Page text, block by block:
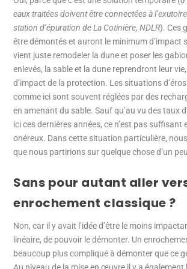
eaux traitées doivent être connectées à
station d’épuration de La Cotinière, NDLR). Ces
être démontés et auront le minimum d’impact
vient juste remodeler la dune et poser les
enlevés, la sable et la dune reprendront leur
d’impact de la protection. Les situations
comme ici sont souvent réglées par des
en amenant du sable. Sauf qu’au vu des taux
ici ces dernières années, ce n’est pas suffisant
onéreux. Dans cette situation particulière,
que nous partirions sur quelque chose d’un
Sans pour autant aller
enrochement classique ?
Non, car il y avait l’idée d’être le moins
linéaire, de pouvoir le démonter. Un
beaucoup plus compliqué à démonter que ce